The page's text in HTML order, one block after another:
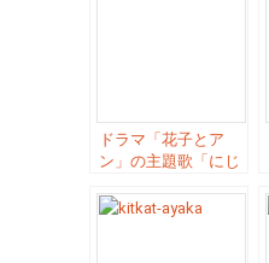
ドラマ「花子とア
ン」の主題歌「にじ